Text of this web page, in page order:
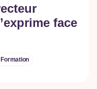
face
Formation